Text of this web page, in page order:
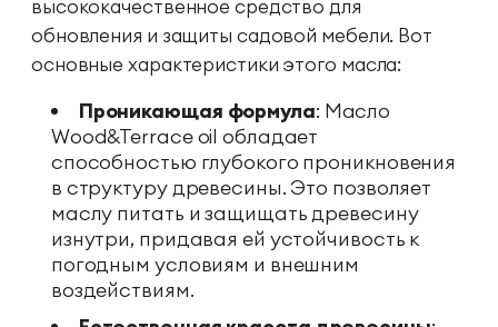
высококачественное средство для
обновления и защиты садовой мебели. Вот
основные характеристики этого масла:
Проникающая формула: Масло
Wood&Terrace oil обладает
способностью глубокого проникновения
в структуру древесины. Это позволяет
маслу питать и защищать древесину
изнутри, придавая ей устойчивость к
погодным условиям и внешним
воздействиям.